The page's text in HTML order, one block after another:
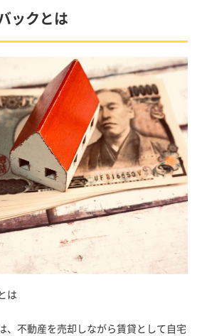
ックとは
は
、不動産を売却しながら賃貸として自宅